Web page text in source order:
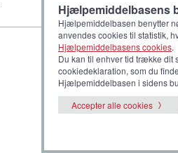
Hjælpemiddelbasens
Hjælpemiddelbasen benytter
anvendes cookies til statistik,
Hjælpemiddelbasens cookies.
Du kan til enhver tid trække
cookiedeklaration, som du
Hjælpemiddelbasen i sidens
Accepter alle cookies